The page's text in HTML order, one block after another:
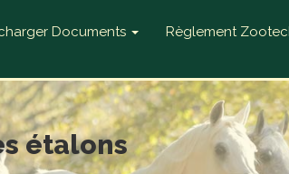
Documents Règlement
étalons